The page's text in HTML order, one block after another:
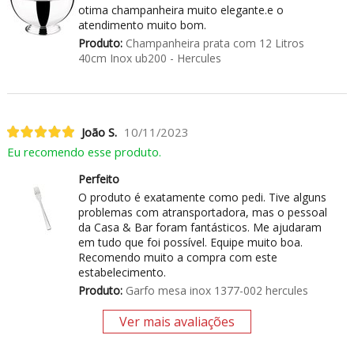
otima champanheira muito elegante.e o
atendimento muito bom.
Produto:Champanheira prata com 12 Litros
40cm Inox ub200 - Hercules
João S. 10/11/2023
Eu recomendo esse produto.
Perfeito
O produto é exatamente como pedi. Tive alguns
problemas com atransportadora, mas o pessoal
da Casa & Bar foram fantásticos. Me ajudaram
em tudo que foi possível. Equipe muito boa.
Recomendo muito a compra com este
estabelecimento.
Produto:Garfo mesa inox 1377-002 hercules
Ver mais avaliações